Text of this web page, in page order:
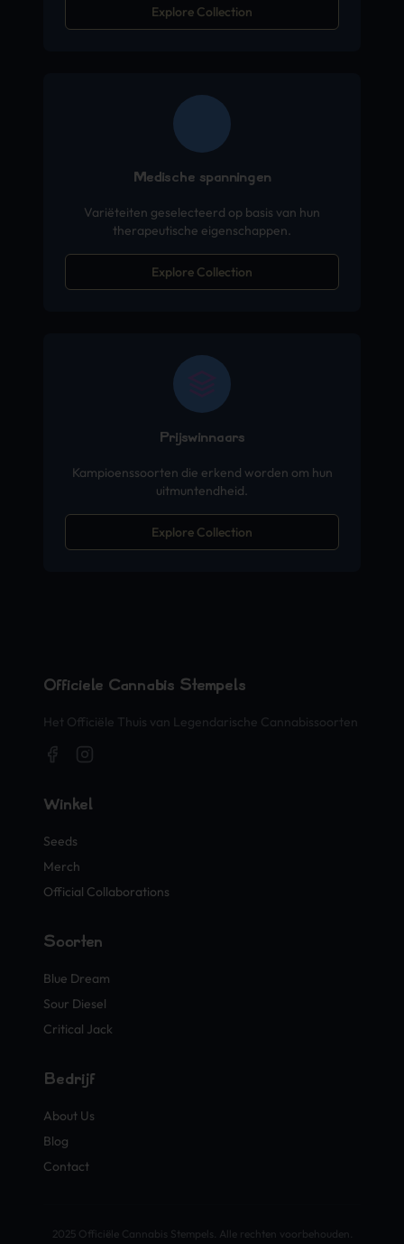
Explore Collection
Medische spanningen
Variëteiten geselecteerd op basis van hun
therapeutische eigenschappen.
Explore Collection
Prijswinnaars
Kampioenssoorten die erkend worden om hun
uitmuntendheid.
Explore Collection
Officiële Cannabis Stempels
Het Officiële Thuis van Legendarische Cannabissoorten
Winkel
Seeds
Merch
Official Collaborations
Soorten
Blue Dream
Sour Diesel
Critical Jack
Bedrijf
About Us
Blog
Contact
2025 Officiële Cannabis Stempels. Alle rechten voorbehouden.